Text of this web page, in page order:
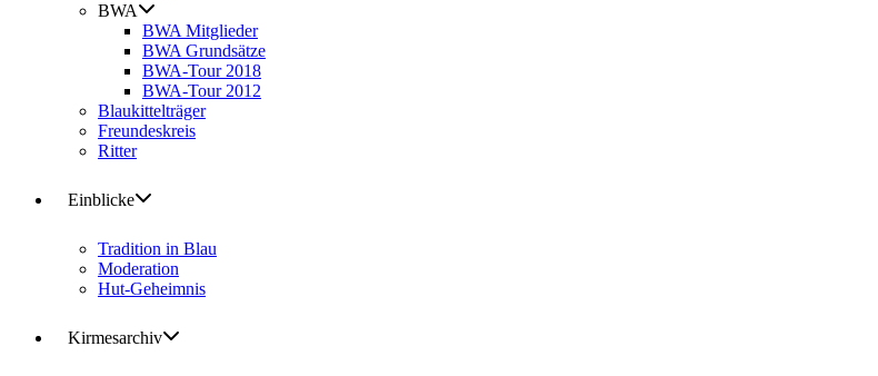
BWA
BWA Mitglieder
BWA Grundsätze
BWA-Tour 2018
BWA-Tour 2012
Blaukittelträger
Freundeskreis
Ritter
Einblicke
Tradition in Blau
Moderation
Hut-Geheimnis
Kirmesarchiv